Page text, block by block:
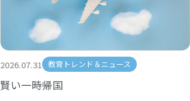
2026.07.31 教育トレンド＆ニュース
賢い一時帰国